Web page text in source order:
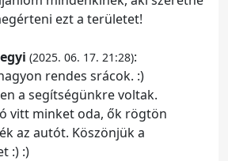
ezt a területet!
(2025. 06. 17. 21:28):
rendes srácok. :)
a segítségünkre voltak.
vitt minket oda, ők rögtön
az autót. Köszönjük a
:) :)